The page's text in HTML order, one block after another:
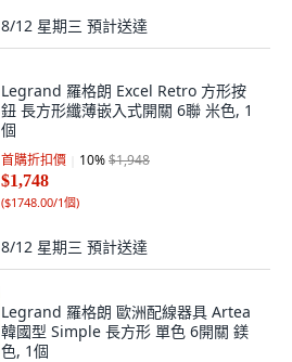
8/12 星期三 預計送達
Legrand 羅格朗 Excel Retro 方形按
鈕 長方形纖薄嵌入式開關 6聯 米色, 1
個
首購折扣價 10%$1,948
$1,748
($1748.00/1個)
8/12 星期三 預計送達
Legrand 羅格朗 歐洲配線器具 Artea
韓國型 Simple 長方形 單色 6開關 鎂
色, 1個